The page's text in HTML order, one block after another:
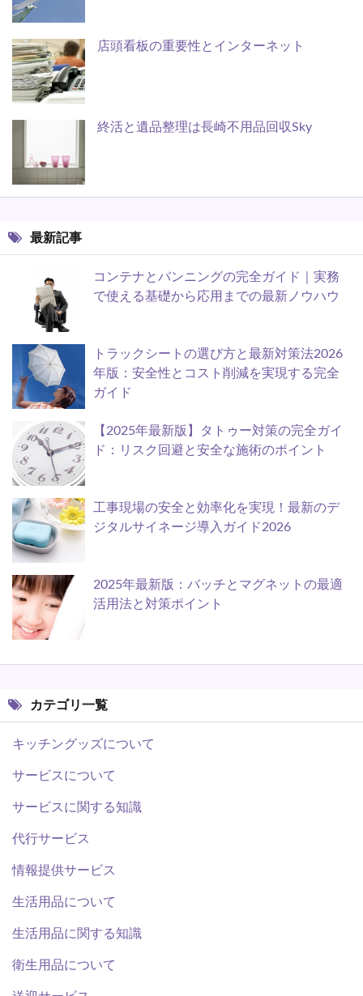
店頭看板の重要性とインターネット
終活と遺品整理は長崎不用品回収Sky
最新記事
コンテナとバンニングの完全ガイド｜実務
で使える基礎から応用までの最新ノウハウ
トラックシートの選び方と最新対策法2026
年版：安全性とコスト削減を実現する完全
ガイド
【2025年最新版】タトゥー対策の完全ガイ
ド：リスク回避と安全な施術のポイント
工事現場の安全と効率化を実現！最新のデ
ジタルサイネージ導入ガイド2026
2025年最新版：バッチとマグネットの最適
活用法と対策ポイント
カテゴリ一覧
キッチングッズについて
サービスについて
サービスに関する知識
代行サービス
情報提供サービス
生活用品について
生活用品に関する知識
衛生用品について